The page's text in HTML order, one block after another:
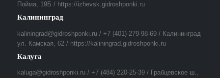
Пойма, 19Б / https://izhevsk.gidroshponki.ru
Калининград
kaliningrad@gidroshponki.ru / +7 (401) 279-98-69 / Калининград
ул. Камская, 62 / https://kaliningrad.gidroshponki.ru
Калуга
kaluga@gidroshponki.ru / +7 (484) 220-25-39 / Грабцевское ш.,